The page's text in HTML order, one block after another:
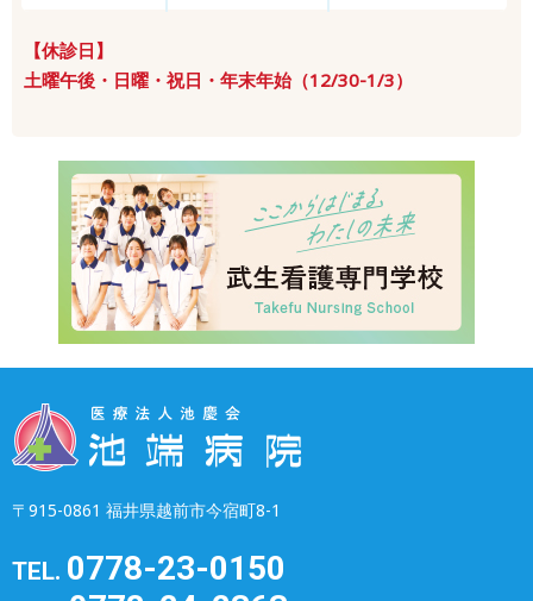
【休診日】
土曜午後・日曜・祝日・年末年始（12/30-1/3）
〒915-0861 福井県越前市今宿町8-1
TEL. 0778-23-0150